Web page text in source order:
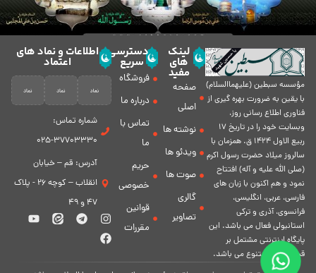
مؤسسه سبطين (عليهماالسلام)
با يقين به ضرورت بهره گیرى از
فناورى اطلاع رسانى روز،
وبسایت خود را در تاريخ 17
ربيع الاول 1424 ق. همزمان با
سالروز ميلاد حضرت رسول اكرم
(صلی الله علیه و آله) افتتاح
نمود و هم اكنون با زبان های
فارسی، عربى، انگلیسی،
فرانسوی، آذری و ترکی
استانبولی فعال مى باشد. اين
پايگاه اينترنتى مشتمل بر
قسمت هاى متنوع مى باشد.
لینک
های
مفید
صفحه
اصلی
نوشته ها
ویدئو ها
صوت ها
گالری
تصاویر
دسترسی
سریع
فروشگاه
درباره ما
تماس با
ما
حریم
خصوصی
قوانین
مقررات
اطلاعات و نماد های
اعتماد
شماره تماس:
37703330-025
آدرس: قم – خیابان
انقلاب – کوچه 26 - پلاک
47 و 49